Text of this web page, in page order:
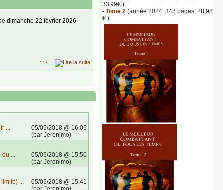
MMA 974)
de-Nègles Saint-Paul
au mois d'août pour une
dimanche 22 février 2026
... / ...
...
05/05/2018 @ 16:06
(par Jeronimo)
du ...
05/05/2018 @ 15:50
(par Jeronimo)
...
05/05/2018 @ 15:41
(par Jeronimo)
33,99€ )
- Tome 2 (année 2024, 348 pages, 28,98
€ )